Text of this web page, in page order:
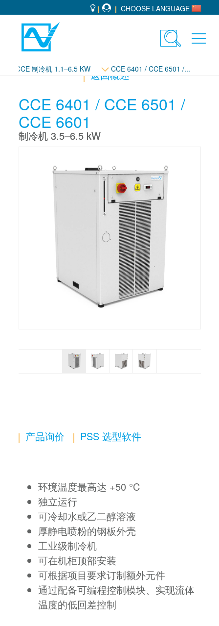
CHOOSE LANGUAGE
Toggle
CCE 制冷机 1.1–6.5 KW CCE 6401 / CCE 6501 /...
返回概述
CCE 6401 / CCE 6501 /
CCE 6601
制冷机 3.5–6.5 kW
产品询价 PSS 选型软件
环境温度最高达 +50 °C
独立运行
可冷却水或乙二醇溶液
厚静电喷粉的钢板外壳
工业级制冷机
可在机柜顶部安装
可根据项目要求订制额外元件
通过配备可编程控制模块、实现流体
温度的低回差控制